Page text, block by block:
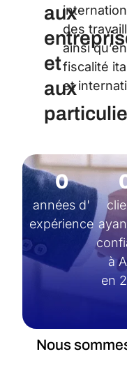
aux
et
aux
des
ainsi qu’en
fiscalité
et
années d'
expérience
0
à
en
Nous